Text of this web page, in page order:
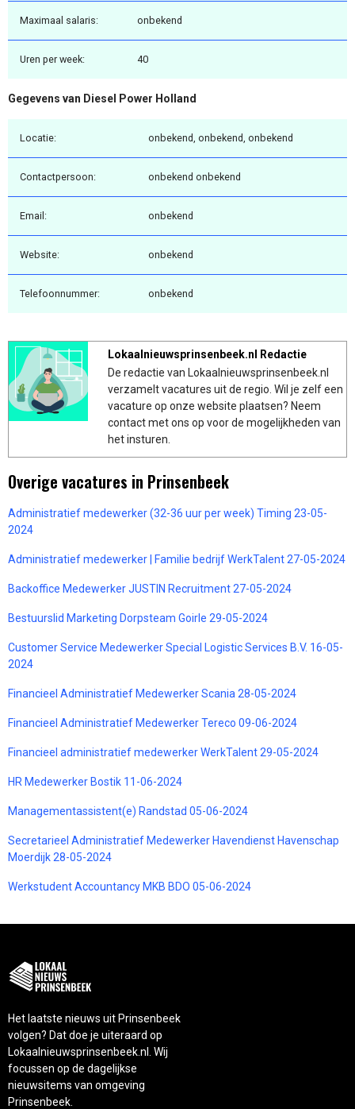
Maximaal salaris: onbekend
Uren per week: 40
Gegevens van Diesel Power Holland
Locatie: onbekend, onbekend, onbekend
Contactpersoon: onbekend onbekend
Email: onbekend
Website: onbekend
Telefoonnummer: onbekend
Lokaalnieuwsprinsenbeek.nl Redactie
De redactie van Lokaalnieuwsprinsenbeek.nl
verzamelt vacatures uit de regio. Wil je zelf een
vacature op onze website plaatsen? Neem
contact met ons op voor de mogelijkheden van
het insturen.
Overige vacatures in Prinsenbeek
Administratief medewerker (32-36 uur per week) Timing 23-05-
2024
Administratief medewerker | Familie bedrijf WerkTalent 27-05-2024
Backoffice Medewerker JUSTIN Recruitment 27-05-2024
Bestuurslid Marketing Dorpsteam Goirle 29-05-2024
Customer Service Medewerker Special Logistic Services B.V. 16-05-
2024
Financieel Administratief Medewerker Scania 28-05-2024
Financieel Administratief Medewerker Tereco 09-06-2024
Financieel administratief medewerker WerkTalent 29-05-2024
HR Medewerker Bostik 11-06-2024
Managementassistent(e) Randstad 05-06-2024
Secretarieel Administratief Medewerker Havendienst Havenschap
Moerdijk 28-05-2024
Werkstudent Accountancy MKB BDO 05-06-2024
Het laatste nieuws uit Prinsenbeek
volgen? Dat doe je uiteraard op
Lokaalnieuwsprinsenbeek.nl. Wij
focussen op de dagelijkse
nieuwsitems van omgeving
Prinsenbeek.